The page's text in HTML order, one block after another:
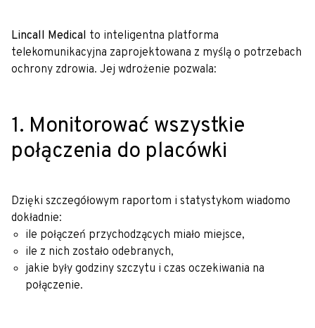
Lincall Medical to inteligentna platforma
telekomunikacyjna zaprojektowana z myślą o potrzebach
ochrony zdrowia. Jej wdrożenie pozwala:
1. Monitorować wszystkie
połączenia do placówki
Dzięki szczegółowym raportom i statystykom wiadomo
dokładnie:
ile połączeń przychodzących miało miejsce,
ile z nich zostało odebranych,
jakie były godziny szczytu i czas oczekiwania na
połączenie.